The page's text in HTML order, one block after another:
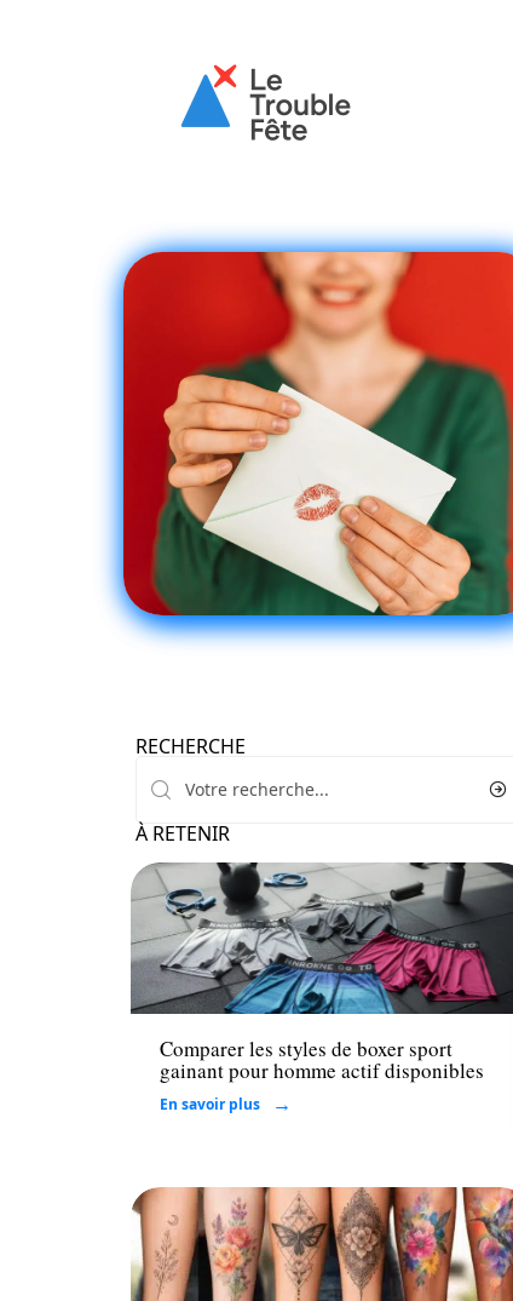
RECHERCHE
À RETENIR
Mode
Comparer les styles de boxer sport
gainant pour homme actif disponibles
En savoir plus